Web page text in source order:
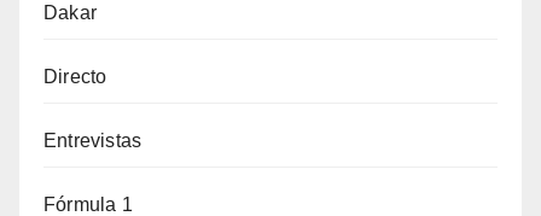
Dakar
Directo
Entrevistas
Fórmula 1